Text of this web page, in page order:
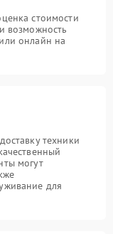
стоимости
возможность
онлайн на
техники
могут
для